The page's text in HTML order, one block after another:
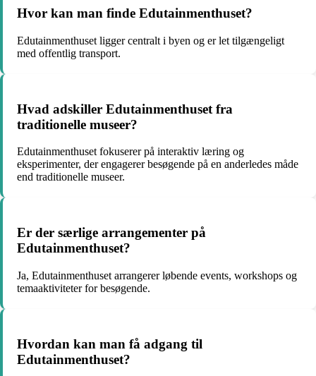
Hvor kan man finde Edutainmenthuset?
Edutainmenthuset ligger centralt i byen og er let tilgængeligt
med offentlig transport.
Hvad adskiller Edutainmenthuset fra
traditionelle museer?
Edutainmenthuset fokuserer på interaktiv læring og
eksperimenter, der engagerer besøgende på en anderledes måde
end traditionelle museer.
Er der særlige arrangementer på
Edutainmenthuset?
Ja, Edutainmenthuset arrangerer løbende events, workshops og
temaaktiviteter for besøgende.
Hvordan kan man få adgang til
Edutainmenthuset?